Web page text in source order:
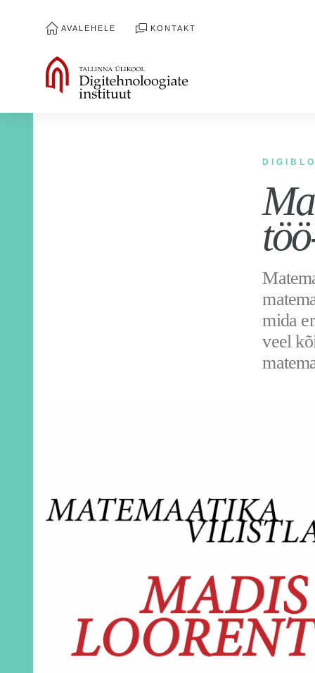
AVALEHELE KONTAKT
mida
veel